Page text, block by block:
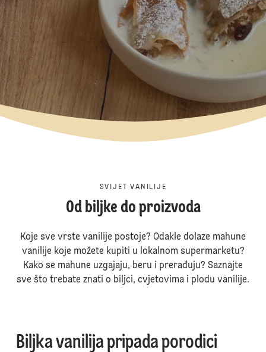
SVIJET VANILIJE
Od biljke do proizvoda
Koje sve vrste vanilije postoje? Odakle dolaze mahune
vanilije koje možete kupiti u lokalnom supermarketu?
Kako se mahune uzgajaju, beru i prerađuju? Saznajte
sve što trebate znati o biljci, cvjetovima i plodu vanilije.
Biljka vanilija pripada porodici